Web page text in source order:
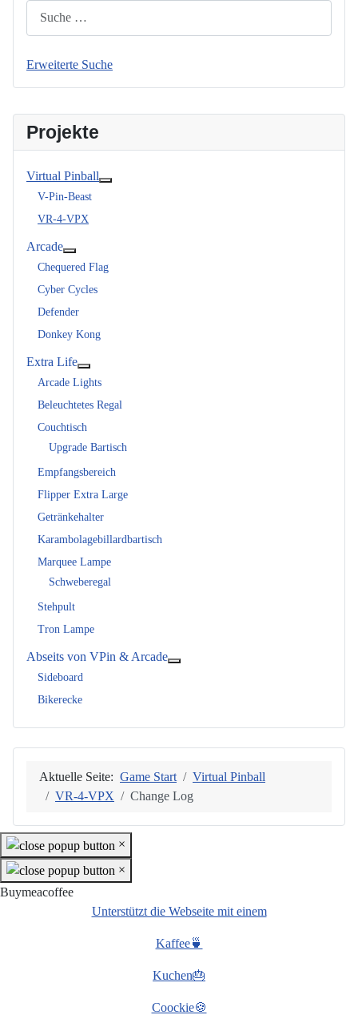
Projekte
Virtual Pinball
V-Pin-Beast
VR-4-VPX
Arcade
Chequered Flag
Cyber Cycles
Defender
Donkey Kong
Extra Life
Arcade Lights
Beleuchtetes Regal
Couchtisch
Upgrade Bartisch
Empfangsbereich
Flipper Extra Large
Getränkehalter
Karambolagebillardbartisch
Marquee Lampe
Schweberegal
Stehpult
Tron Lampe
Abseits von VPin & Arcade
Sideboard
Bikerecke
Erweiterte Suche
Aktuelle Seite: Game Start
Virtual Pinball
VR-4-VPX
Change Log
×
×
Buymeacoffee
Unterstützt die Webseite mit einem
Kaffee🍵
Kuchen🎂
Coockie🍪